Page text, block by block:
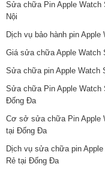
Sửa chữa Pin Apple Watch
Nội
Dịch vụ bảo hành pin
Giá sửa chữa Apple Watch
Sửa chữa pin Apple Watch
Sửa chữa Pin Apple Watch
Đống Đa
Cơ sở sửa chữa Pin Apple
tại Đống Đa
Dịch vụ sửa chữa pin
Rẻ tại Đống Đa